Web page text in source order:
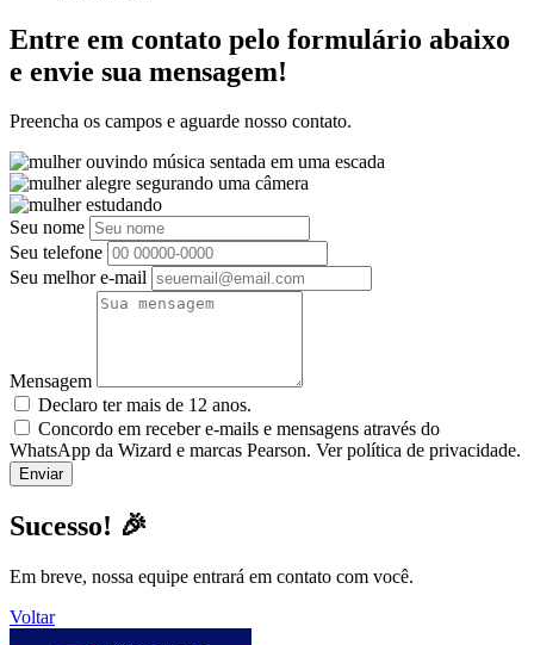
Entre em contato pelo formulário abaixo
e envie sua mensagem!
Preencha os campos e aguarde nosso contato.
Seu nome
Seu telefone
Seu melhor e-mail
Mensagem
Declaro ter mais de 12 anos.
Concordo em receber e-mails e mensagens através do
WhatsApp da Wizard e marcas Pearson. Ver política de privacidade.
Sucesso! 🎉
Em breve, nossa equipe entrará em contato com você.
Voltar